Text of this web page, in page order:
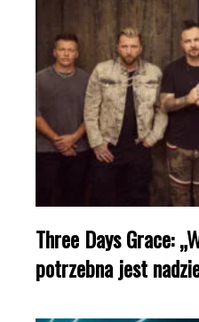
Three Days Grace:
potrzebna jest